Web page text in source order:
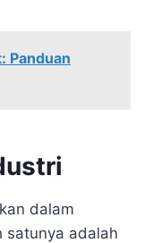
Panduan
dalam
satunya adalah